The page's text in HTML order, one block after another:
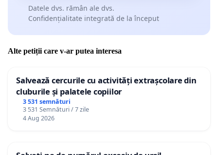
Datele dvs. rămân ale dvs.
Confidențialitate integrată de la început
Alte petiții care v-ar putea interesa
Salvează cercurile cu activități extrașcolare din
cluburile și palatele copiilor
3 531 semnături
3 531 Semnături / 7 zile
4 Aug 2026